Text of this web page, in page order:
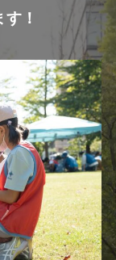
！